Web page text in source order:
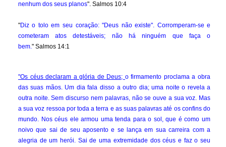
nenhum dos seus planos". Salmos 10:4
"Diz o tolo em seu coração: "Deus não existe". Corromperam-se e
cometeram atos detestáveis; não há ninguém que faça o
bem." Salmos 14:1
"Os céus declaram a glória de Deus; o firmamento proclama a obra
das suas mãos. Um dia fala disso a outro dia; uma noite o revela a
outra noite. Sem discurso nem palavras, não se ouve a sua voz. Mas
a sua voz ressoa por toda a terra e as suas palavras até os confins do
mundo. Nos céus ele armou uma tenda para o sol, que é como um
noivo que sai de seu aposento e se lança em sua carreira com a
alegria de um herói. Sai de uma extremidade dos céus e faz o seu